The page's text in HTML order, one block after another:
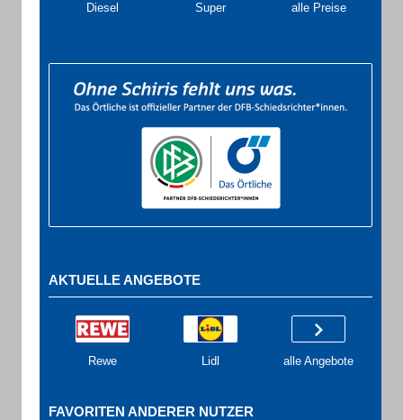
Diesel Super alle Preise
AKTUELLE ANGEBOTE
Rewe Lidl alle Angebote
FAVORITEN ANDERER NUTZER